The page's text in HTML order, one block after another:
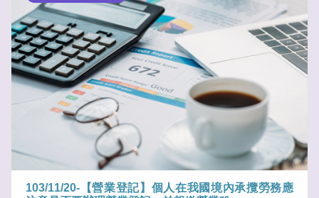
103/11/20-【營業登記】個人在我國境內承攬勞務應